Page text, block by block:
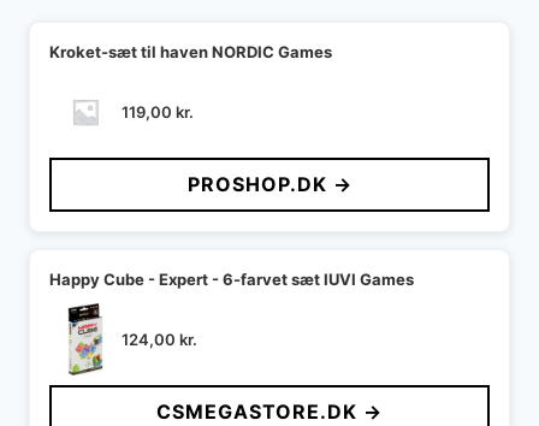
Kroket-sæt til haven NORDIC Games
119,00 kr.
PROSHOP.DK →
Happy Cube - Expert - 6-farvet sæt IUVI Games
124,00 kr.
CSMEGASTORE.DK →